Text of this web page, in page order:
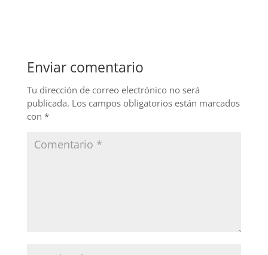
b
o
o
k
n
Enviar comentario
Tu dirección de correo electrónico no será
publicada. Los campos obligatorios están marcados
con *